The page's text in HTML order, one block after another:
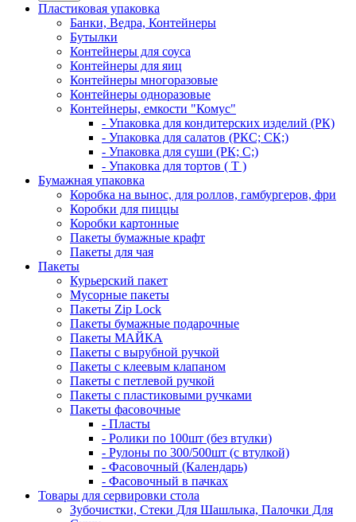
Пластиковая упаковка
Банки, Ведра, Контейнеры
Бутылки
Контейнеры для соуса
Контейнеры для яиц
Контейнеры многоразовые
Контейнеры одноразовые
Контейнеры, емкости "Комус"
- Упаковка для кондитерских изделий (РК)
- Упаковка для салатов (РКС; СК;)
- Упаковка для суши (РК; С;)
- Упаковка для тортов ( Т )
Бумажная упаковка
Коробка на вынос, для роллов, гамбургеров, фри
Коробки для пиццы
Коробки картонные
Пакеты бумажные крафт
Пакеты для чая
Пакеты
Курьерский пакет
Мусорные пакеты
Пакеты Zip Lock
Пакеты бумажные подарочные
Пакеты МАЙКА
Пакеты с вырубной ручкой
Пакеты с клеевым клапаном
Пакеты с петлевой ручкой
Пакеты с пластиковыми ручками
Пакеты фасовочные
- Пласты
- Ролики по 100шт (без втулки)
- Рулоны по 300/500шт (с втулкой)
- Фасовочный (Календарь)
- Фасовочный в пачках
Товары для сервировки стола
Зубочистки, Стеки Для Шашлыка, Палочки Для